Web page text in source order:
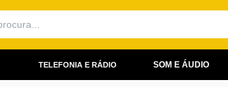
TELEFONIA E RÁDIO SOM E ÁUDIO